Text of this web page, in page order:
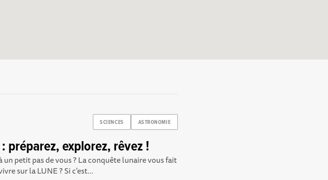
SCIENCES ASTRONOMIE
préparez, explorez, rêvez !
un petit pas de vous ? La conquête lunaire vous fait
sur la LUNE ? Si c'est...